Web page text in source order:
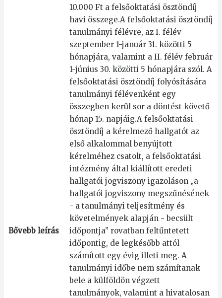
Bővebb leírás
10.000 Ft a felsőoktatási ösztöndíj
havi összege.A felsőoktatási ösztöndíj
tanulmányi félévre, az I. félév
szeptember 1-január 31. közötti 5
hónapjára, valamint a II. félév február
1-június 30. közötti 5 hónapjára szól. A
felsőoktatási ösztöndíj folyósítására
tanulmányi félévenként egy
összegben kerül sor a döntést követő
hónap 15. napjáig.A felsőoktatási
ösztöndíj a kérelmező hallgatót az
első alkalommal benyújtott
kérelméhez csatolt, a felsőoktatási
intézmény által kiállított eredeti
hallgatói jogviszony igazoláson „a
hallgatói jogviszony megszűnésének
- a tanulmányi teljesítmény és
követelmények alapján - becsült
időpontja” rovatban feltűntetett
időpontig, de legkésőbb attól
számított egy évig illeti meg. A
tanulmányi időbe nem számítanak
bele a külföldön végzett
tanulmányok, valamint a hivatalosan